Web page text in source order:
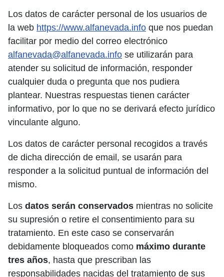
Los datos de carácter personal de los usuarios de
la web https://www.alfanevada.info que nos puedan
facilitar por medio del correo electrónico
alfanevada@alfanevada.info se utilizarán para
atender su solicitud de información, responder
cualquier duda o pregunta que nos pudiera
plantear. Nuestras respuestas tienen carácter
informativo, por lo que no se derivará efecto jurídico
vinculante alguno.
Los datos de carácter personal recogidos a través
de dicha dirección de email, se usarán para
responder a la solicitud puntual de información del
mismo.
Los datos serán conservados mientras no solicite
su supresión o retire el consentimiento para su
tratamiento. En este caso se conservarán
debidamente bloqueados como máximo durante
tres años, hasta que prescriban las
responsabilidades nacidas del tratamiento de sus